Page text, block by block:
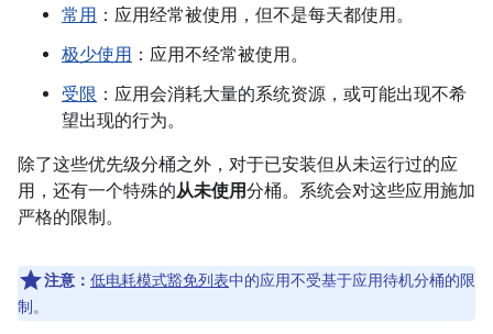
常用 ：应用经常被使用，但不是每天都使用。
极少使用 ：应用不经常被使用。
受限 ：应用会消耗大量的系统资源，或可能出现不希
望出现的行为。
除了这些优先级分桶之外，对于已安装但从未运行过的应
用，还有一个特殊的从未使用分桶。系统会对这些应用施加
严格的限制。
注意： 低电耗模式豁免列表中的应用不受基于应用待机分桶的限
制。